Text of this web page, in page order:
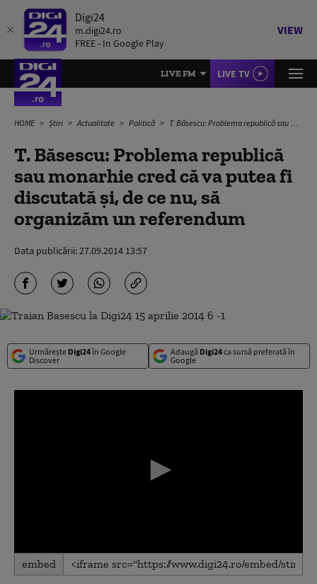
Digi24
m.digi24.ro
FREE - In Google Play
VIEW
LIVE FM LIVE TV
HOME Știri Actualitate Politică T. Băsescu: Problema republică sau monarhie cred că va putea fi discutată şi, de ce nu, să organizăm un referendum
T. Băsescu: Problema republică
sau monarhie cred că va putea fi
discutată şi, de ce nu, să
organizăm un referendum
Data publicării:27.09.2014 13:57
Urmărește Digi24în Google
Discover
Adaugă Digi24ca sursă preferată în
Google
0
seconds
embed